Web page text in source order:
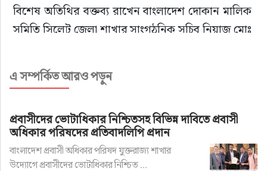
বিশেষ অতিথির বক্তব্য রাখেন বাংলাদেশ দোকান মালিক
সমিতি সিলেট জেলা শাখার সাংগঠনিক সচিব নিয়াজ মোঃ
ইঞ্জিনিয়ার লুৎফুর রহমান। সম্মানিত অতিথি হিসেবে
উপস্থিত ছিলেন সিলেট অনলাইন প্রেসক্লাবের সভাপতি
রহমান তালুকদার।
অনুষ্ঠানে শপথ বাক্য পাঠকরান সমিতির সাবেক সভাপতি
এ সম্পর্কিত আরও পড়ুন
প্রবাসীদের ভোটাধিকার নিশ্চিতসহ বিভিন্ন দাবিতে প্রবাসী
অধিকার পরিষদের প্রতিবাদলিপি প্রদান
বাংলাদেশ প্রবাসী অধিকার পরিষদ যুক্তরাজ্য শাখার
উদ্যোগে প্রবাসীদের ভোটাধিকার নিশ্চিত ...